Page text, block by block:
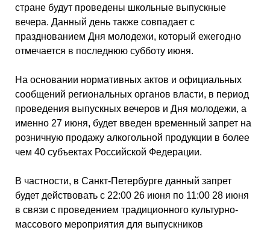
стране будут проведены школьные выпускные
вечера. Данный день также совпадает с
празднованием Дня молодежи, который ежегодно
отмечается в последнюю субботу июня.
На основании нормативных актов и официальных
сообщений региональных органов власти, в период
проведения выпускных вечеров и Дня молодежи, а
именно 27 июня, будет введен временный запрет на
розничную продажу алкогольной продукции в более
чем 40 субъектах Российской Федерации.
В частности, в Санкт-Петербурге данный запрет
будет действовать с 22:00 26 июня по 11:00 28 июня
в связи с проведением традиционного культурно-
массового мероприятия для выпускников